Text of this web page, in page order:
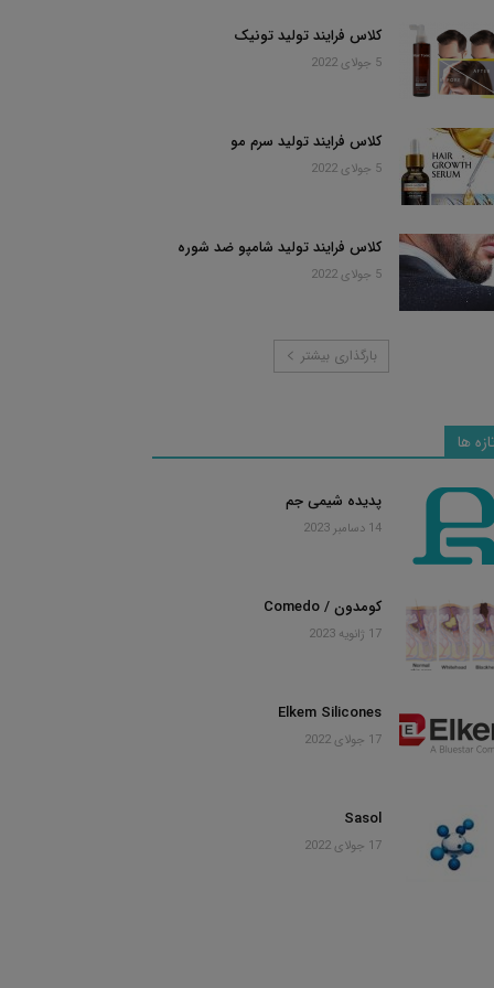
کلاس فرایند تولید تونیک
5 جولای 2022
کلاس فرایند تولید سرم مو
5 جولای 2022
کلاس فرایند تولید شامپو ضد شوره
5 جولای 2022
بارگذاری بیشتر
ها
پدیده شیمی جم
14 دسامبر 2023
کومدون / Comedo
17 ژانویه 2023
Elkem Silicones
17 جولای 2022
Sasol
17 جولای 2022